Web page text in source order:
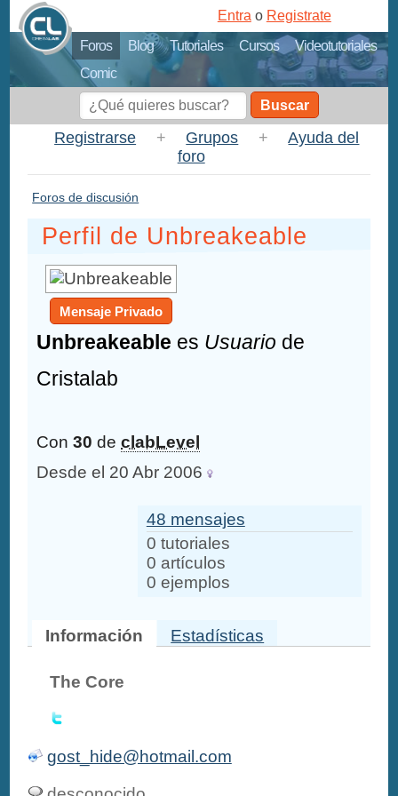
Foros Blog Tutoriales Cursos
Videotutoriales
Comic
Entra o Registrate
Buscar
Registrarse + Grupos +
Ayuda del
foro
Foros de discusión
Perfil de Unbreakeable
Mensaje Privado
Unbreakeable es Usuario de
Cristalab
Con30 declabLevel
Desde el 20 Abr 2006
48 mensajes
0 tutoriales
0 artículos
0 ejemplos
Información Estadísticas
The Core
gost_hide@hotmail.com